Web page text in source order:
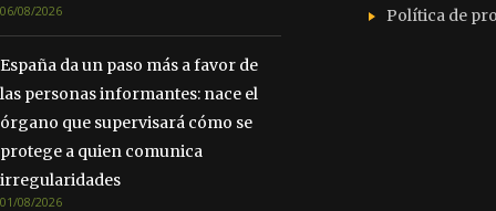
06/08/2026
España da un paso más a favor de
las personas informantes: nace el
órgano que supervisará cómo se
protege a quien comunica
irregularidades
01/08/2026
Política de